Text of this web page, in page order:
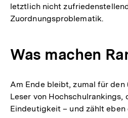
letztlich nicht
Zuordnungsproblematik.
Was machen
Am Ende bleibt, zumal für
Leser von Hochschulrankings,
Eindeutigkeit – und zählt